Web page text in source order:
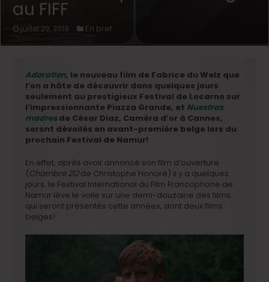
au FIFF
juillet 29, 2019 En bref
Adoration, le nouveau film de Fabrice du Welz que
l’on a hâte de découvrir dans quelques jours
seulement au prestigieux Festival de Locarno sur
l’impressionnante Piazza Grande, et Nuestras
madresde César Diaz, Caméra d’or à Cannes,
seront dévoilés en avant-première belge lors du
prochain Festival de Namur!
En effet, après avoir annoncé son film d’ouverture
(Chambre 212de Christophe Honoré) il y a quelques
jours, le Festival International du Film Francophone de
Namur lève le voile sur une demi-douzaine des films
qui seront présentés cette années, dont deux films
belges!